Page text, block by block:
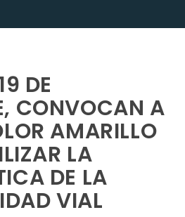
DE
CONVOCAN A
AMARILLO
LA
DE LA
VIAL